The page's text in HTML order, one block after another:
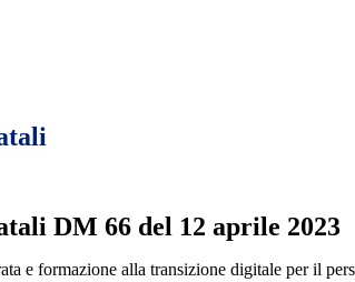
DM 66 del 12 aprile 2023
e formazione alla transizione digitale per il